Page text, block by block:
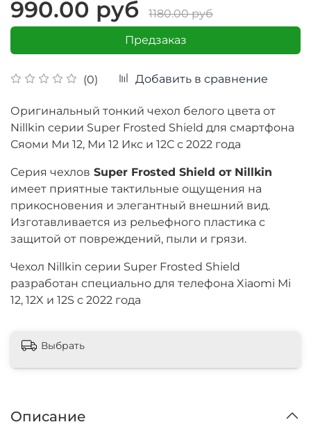
(0) Добавить в сравнение
990.00 руб
1180.00 руб
Предзаказ
Оригинальный тонкий чехол белого цвета от
Nillkin серии Super Frosted Shield для смартфона
Сяоми Ми 12, Ми 12 Икс и 12С с 2022 года
Cерия чехлов Super Frosted Shield от Nillkin
имеет приятные тактильные ощущения на
прикосновения и элегантный внешний вид.
Изготавливается из рельефного пластика с
защитой от повреждений, пыли и грязи.
Чехол Nillkin серии Super Frosted Shield
разработан специально для телефона Xiaomi Mi
12, 12X и 12S с 2022 года
Выбрать
Описание